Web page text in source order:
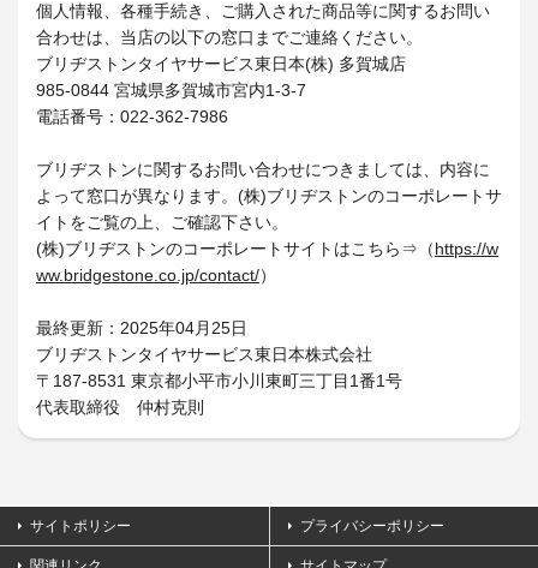
個人情報、各種手続き、ご購入された商品等に関するお問い
合わせは、当店の以下の窓口までご連絡ください。
ブリヂストンタイヤサービス東日本(株) 多賀城店
985-0844 宮城県多賀城市宮内1-3-7
電話番号：022-362-7986
ブリヂストンに関するお問い合わせにつきましては、内容に
よって窓口が異なります。(株)ブリヂストンのコーポレートサ
イトをご覧の上、ご確認下さい。
(株)ブリヂストンのコーポレートサイトはこちら⇒（https://w
ww.bridgestone.co.jp/contact/）
最終更新：2025年04月25日
ブリヂストンタイヤサービス東日本株式会社
〒187-8531 東京都小平市小川東町三丁目1番1号
代表取締役 仲村克則
サイトポリシー プライバシーポリシー